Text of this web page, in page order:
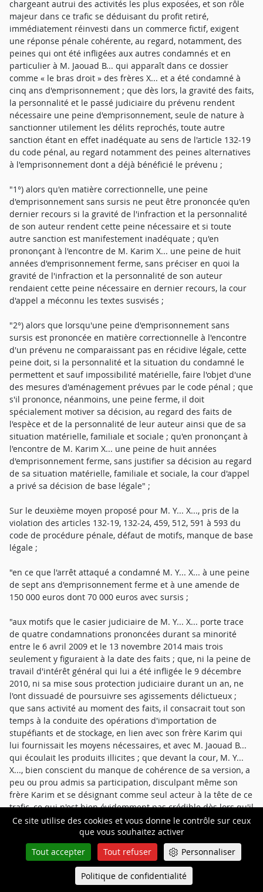
Ce site utilise des cookies et vous donne le contrôle sur ceux
que vous souhaitez activer
Tout accepter
Tout refuser Personnaliser
Politique de confidentialité
chargeant autrui des activités les plus exposées, et son rôle
majeur dans ce trafic se déduisant du profit retiré,
immédiatement réinvesti dans un commerce fictif, exigent
une réponse pénale cohérente, au regard, notamment, des
peines qui ont été infligées aux autres condamnés et en
particulier à M. Jaouad B... qui apparaît dans ce dossier
comme « le bras droit » des frères X... et a été condamné à
cinq ans d'emprisonnement ; que dès lors, la gravité des faits,
la personnalité et le passé judiciaire du prévenu rendent
nécessaire une peine d'emprisonnement, seule de nature à
sanctionner utilement les délits reprochés, toute autre
sanction étant en effet inadéquate au sens de l'article 132-19
du code pénal, au regard notamment des peines alternatives
à l'emprisonnement dont a déjà bénéficié le prévenu ;
"1°) alors qu'en matière correctionnelle, une peine
d'emprisonnement sans sursis ne peut être prononcée qu'en
dernier recours si la gravité de l'infraction et la personnalité
de son auteur rendent cette peine nécessaire et si toute
autre sanction est manifestement inadéquate ; qu'en
prononçant à l'encontre de M. Karim X... une peine de huit
années d'emprisonnement ferme, sans préciser en quoi la
gravité de l'infraction et la personnalité de son auteur
rendaient cette peine nécessaire en dernier recours, la cour
d'appel a méconnu les textes susvisés ;
"2°) alors que lorsqu'une peine d'emprisonnement sans
sursis est prononcée en matière correctionnelle à l'encontre
d'un prévenu ne comparaissant pas en récidive légale, cette
peine doit, si la personnalité et la situation du condamné le
permettent et sauf impossibilité matérielle, faire l'objet d'une
des mesures d'aménagement prévues par le code pénal ; que
s'il prononce, néanmoins, une peine ferme, il doit
spécialement motiver sa décision, au regard des faits de
l'espèce et de la personnalité de leur auteur ainsi que de sa
situation matérielle, familiale et sociale ; qu'en prononçant à
l'encontre de M. Karim X... une peine de huit années
d'emprisonnement ferme, sans justifier sa décision au regard
de sa situation matérielle, familiale et sociale, la cour d'appel
a privé sa décision de base légale" ;
Sur le deuxième moyen proposé pour M. Y... X..., pris de la
violation des articles 132-19, 132-24, 459, 512, 591 à 593 du
code de procédure pénale, défaut de motifs, manque de base
légale ;
"en ce que l'arrêt attaqué a condamné M. Y... X... à une peine
de sept ans d'emprisonnement ferme et à une amende de
150 000 euros dont 70 000 euros avec sursis ;
"aux motifs que le casier judiciaire de M. Y... X... porte trace
de quatre condamnations prononcées durant sa minorité
entre le 6 avril 2009 et le 13 novembre 2014 mais trois
seulement y figuraient à la date des faits ; que, ni la peine de
travail d'intérêt général qui lui a été infligée le 9 décembre
2010, ni sa mise sous protection judiciaire durant un an, ne
l'ont dissuadé de poursuivre ses agissements délictueux ;
que sans activité au moment des faits, il consacrait tout son
temps à la conduite des opérations d'importation de
stupéfiants et de stockage, en lien avec son frère Karim qui
lui fournissait les moyens nécessaires, et avec M. Jaouad B...
qui écoulait les produits illicites ; que devant la cour, M. Y...
X..., bien conscient du manque de cohérence de sa version, a
peu ou prou admis sa participation, disculpant même son
frère Karim et se désignant comme seul acteur à la tête de ce
trafic, ce qui n'est bien évidemment pas crédible dès lors qu'il
ne disposait pas des moyens financiers lui permettant de
diriger seul un réseau structuré avec des opérations
d'importation et que le rôle de M. Jaouad B..., comme
principal revendeur local et gros client des frères X..., a
clairement été établi ; que renvoyant aux développements
relatifs à l'ampleur du trafic, à la dangerosité des produits
Queue-Fair